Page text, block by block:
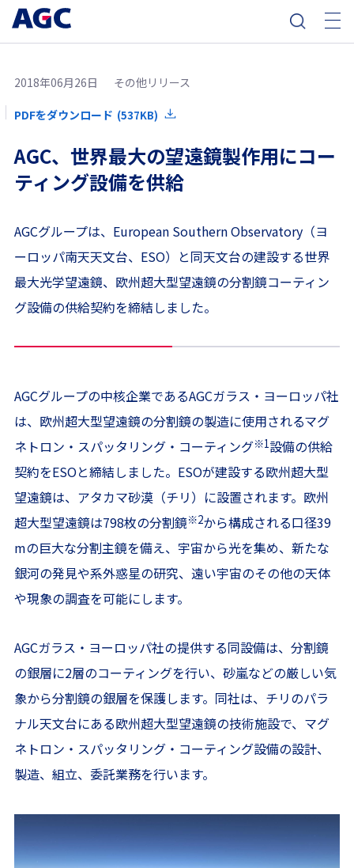
2018年06月26日 その他リリース
PDFをダウンロード (537KB)
AGC、世界最大の望遠鏡製作用にコー
ティング設備を供給
AGCグループは、European Southern Observatory（ヨ
ーロッパ南天天文台、ESO）と同天文台の建設する世界
最大光学望遠鏡、欧州超大型望遠鏡の分割鏡コーティン
グ設備の供給契約を締結しました。
AGCグループの中核企業であるAGCガラス・ヨーロッパ社
は、欧州超大型望遠鏡の分割鏡の製造に使用されるマグ
ネトロン・スパッタリング・コーティング※1設備の供給
契約をESOと締結しました。ESOが建設する欧州超大型
望遠鏡は、アタカマ砂漠（チリ）に設置されます。欧州
超大型望遠鏡は798枚の分割鏡※2から構成される口径39
mの巨大な分割主鏡を備え、宇宙から光を集め、新たな
銀河の発見や系外惑星の研究、遠い宇宙のその他の天体
や現象の調査を可能にします。
AGCガラス・ヨーロッパ社の提供する同設備は、分割鏡
の銀層に2層のコーティングを行い、砂嵐などの厳しい気
象から分割鏡の銀層を保護します。同社は、チリのパラ
ナル天文台にある欧州超大型望遠鏡の技術施設で、マグ
ネトロン・スパッタリング・コーティング設備の設計、
製造、組立、委託業務を行います。